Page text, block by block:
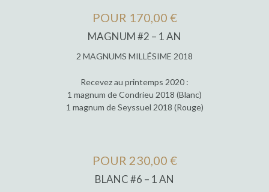
POUR 170,00 €
MAGNUM #2 – 1 AN
2 MAGNUMS MILLÉSIME 2018
Recevez au printemps 2020 :
1 magnum de Condrieu 2018 (Blanc)
1 magnum de Seyssuel 2018 (Rouge)
POUR 230,00 €
BLANC #6 – 1 AN